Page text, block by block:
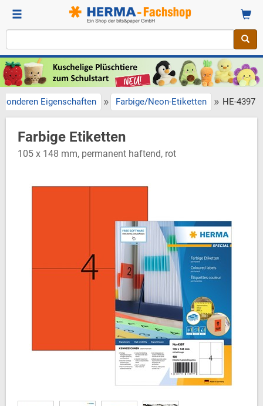
Eigenschaften » Farbige/Neon-Etiketten » HE-4397
Farbige Etiketten
105 x 148 mm, permanent haftend, rot